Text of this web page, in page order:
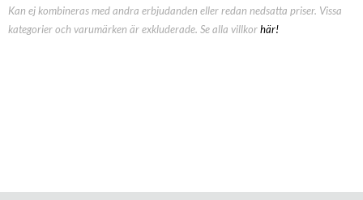
Kan ej kombineras med andra erbjudanden eller redan nedsatta priser. Vissa
kategorier och varumärken är exkluderade. Se alla villkorhär!